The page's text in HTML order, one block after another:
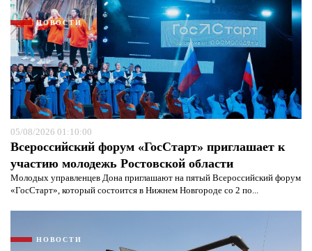
НОВОСТИ
05/08/2026 01:10:00
Всероссийский форум «ГосСтарт» приглашает к
участию молодежь Ростовской области
Молодых управленцев Дона приглашают на пятый Всероссийский форум
«ГосСтарт», который состоится в Нижнем Новгороде со 2 по...
НОВОСТИ